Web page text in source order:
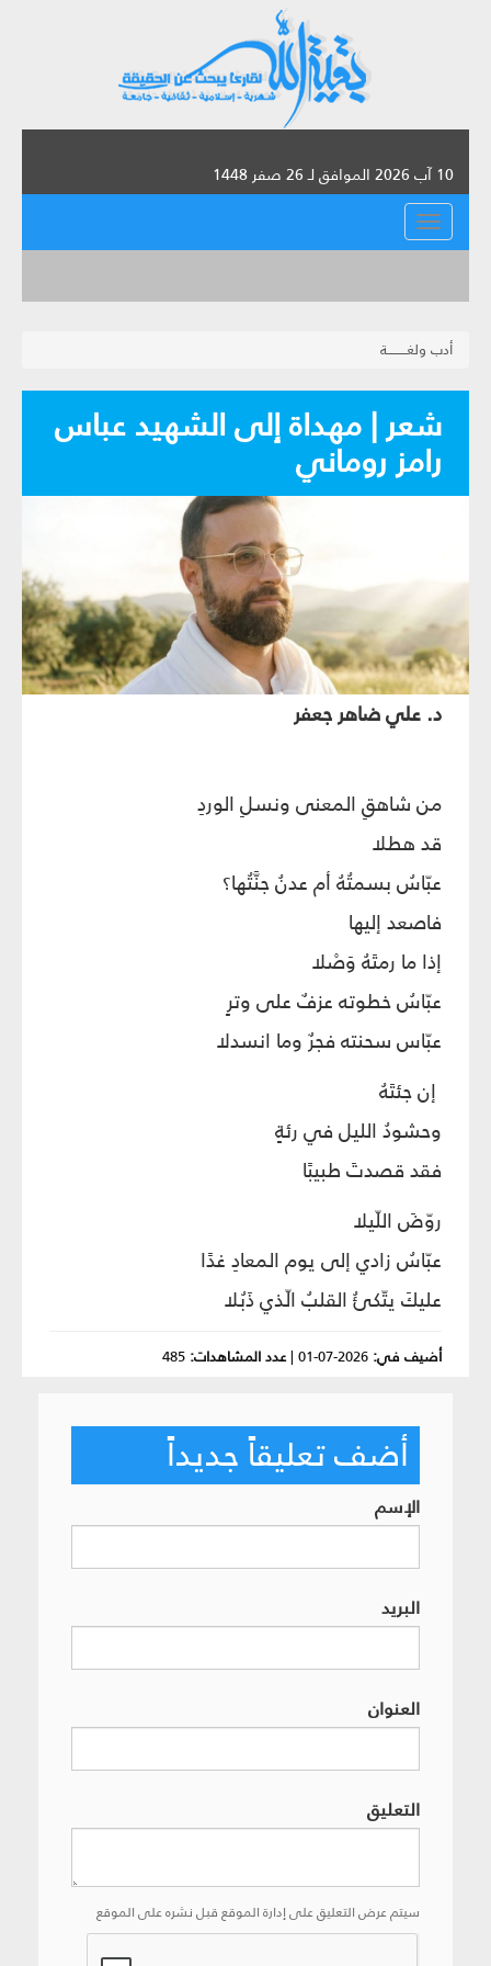
10 آب 2026 الموافق لـ 26 صفر 1448
القائمة
أدب ولغـــــــــة
شعر | مهداة إلى الشهيد عباس
رامز روماني
د. علي ضاهر جعفر
من شاهقِ المعنى ونسلِ الوردِ
قد هطلا
عبّاسُ بسمتُهُ أم عدنُ جنَّتُها؟
فاصعد إليها
إذا ما رمتَهُ وَصْلا
عبّاسُ خطوته عزفٌ على وترٍ
عبّاس سحنته فجرٌ وما انسدلا
إن جئتَهُ
وحشودُ الليل في رئةٍ
فقد قصدتَ طبيبًا
روّضَ اللّيلا
عبّاسُ زادي إلى يوم المعادِ غدًا
عليكَ يتّكئُ القلبُ الّذي ذَبُلا
أضيف في: 2026-07-01
|عدد المشاهدات: 485
أضف تعليقاً جديداً
الإسم
البريد
العنوان
التعليق
سيتم عرض التعليق على إدارة الموقع قبل نشره على الموقع